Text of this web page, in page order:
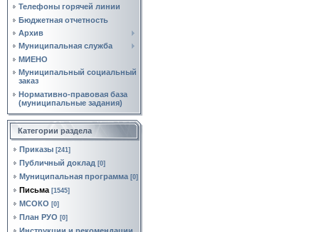
Телефоны горячей линии
Бюджетная отчетность
Архив
Муниципальная служба
МИЕНО
Муниципальный социальный
заказ
Нормативно‑правовая база
(муниципальные задания)
Категории раздела
Приказы [241]
Публичный доклад [0]
Муниципальная программа [0]
Письма [1545]
МСОКО [0]
План РУО [0]